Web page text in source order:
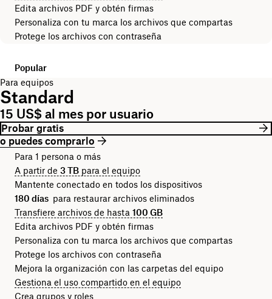
Edita archivos PDF y obtén firmas
Personaliza con tu marca los archivos que compartas
Protege los archivos con contraseña
Popular
Para equipos
Standard
15 US$ al mes por usuario
Probar gratis
o puedes comprarlo
Para 1 persona o más
A partir de 3 TB para el equipo
Mantente conectado en todos los dispositivos
180 días para restaurar archivos eliminados
Transfiere archivos de hasta 100 GB
Edita archivos PDF y obtén firmas
Personaliza con tu marca los archivos que compartas
Protege los archivos con contraseña
Mejora la organización con las carpetas del equipo
Gestiona el uso compartido en el equipo
Crea grupos y roles